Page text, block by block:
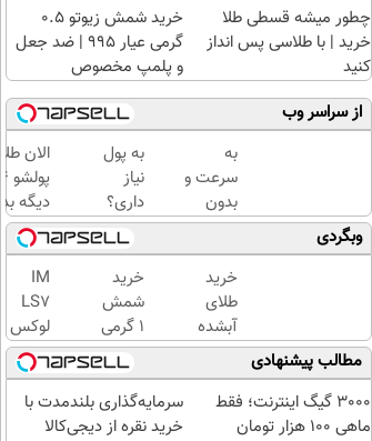
چطور میشه قسطی طلا
خرید | با طلاسی پس انداز
کنید
خرید شمش زیوتو ۰.۵
گرمی عیار ۹۹۵ | ضد جعل
و پلمپ مخصوص
از سراسر وب
به
سرعت و
بدون
دردسر به
ثروت
برسید
(دوره
کاملا
رایگان
پولسازی)
به پول
نیاز
داری؟
این
دوره
رایگان
از شر
بی پولی
خلاصت
میکنه
الان
دیگه
طلا با
بی‌بهره
وبگردی
خرید
طلای
آبشده
حتی با
۱۰۰هزارتومان
خرید
شمش
1 گرمی
از
طلاسی
IM
LS7
لوکس
ترین
شاسی
بلند
برقی
مطالب پیشنهادی
3000 گیگ اینترنت؛ فقط
ماهی 100 هزار تومان
سرمایه‌گذاری بلندمدت با
خرید نقره از دیجی‌کالا